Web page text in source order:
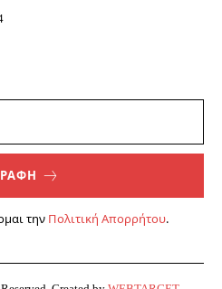
την Πολιτική Απορρήτου.